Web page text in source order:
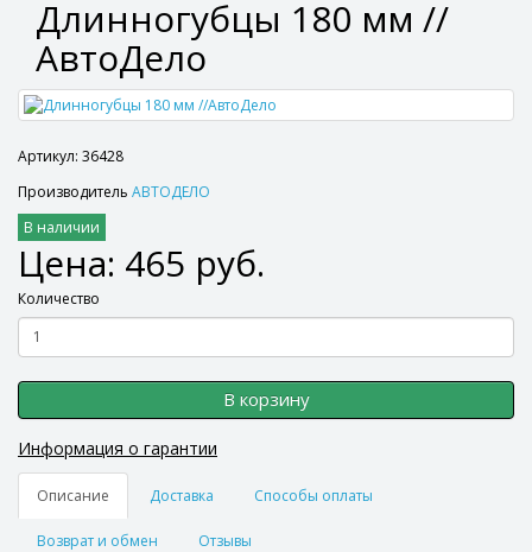
Длинногубцы 180 мм //
АвтоДело
Артикул: 36428
Производитель АВТОДЕЛО
В наличии
Цена: 465 руб.
Количество
В корзину
Информация о гарантии
Описание Доставка Способы оплаты
Возврат и обмен Отзывы